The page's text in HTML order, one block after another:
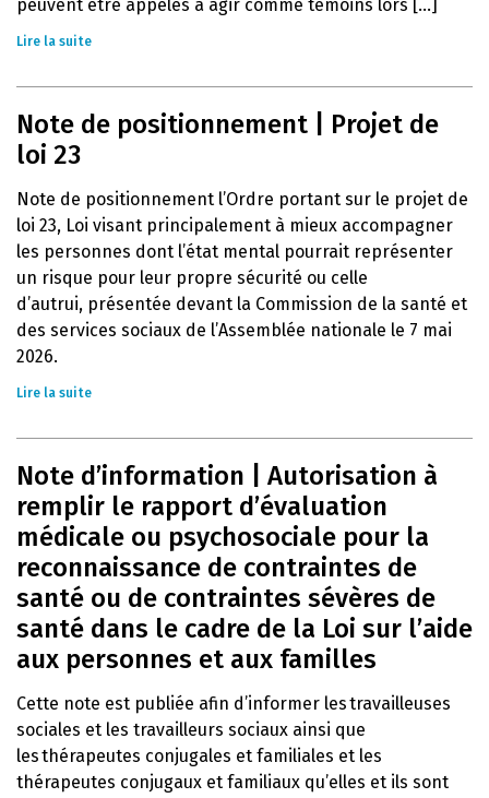
peuvent être appelés à agir comme témoins lors [...]
Lire la suite
Note de positionnement | Projet de
loi 23
Note de positionnement l’Ordre portant sur le projet de
loi 23, Loi visant principalement à mieux accompagner
les personnes dont l’état mental pourrait représenter
un risque pour leur propre sécurité ou celle
d’autrui, présentée devant la Commission de la santé et
des services sociaux de l’Assemblée nationale le 7 mai
2026.
Lire la suite
Note d’information | Autorisation à
remplir le rapport d’évaluation
médicale ou psychosociale pour la
reconnaissance de contraintes de
santé ou de contraintes sévères de
santé dans le cadre de la Loi sur l’aide
aux personnes et aux familles
Cette note est publiée afin d’informer les travailleuses
sociales et les travailleurs sociaux ainsi que
les thérapeutes conjugales et familiales et les
thérapeutes conjugaux et familiaux qu’elles et ils sont